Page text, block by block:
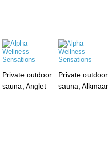
Private outdoor
sauna, Anglet
Private outdoor
sauna, Alkmaar